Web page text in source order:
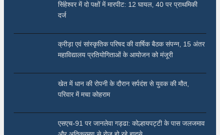
सिंहेश्वर में दो पक्षों में मारपीट: 12 घायल, 40 पर प्राथमिकी
दर्ज
क्रीड़ा एवं सांस्कृतिक परिषद की वार्षिक बैठक संपन्न, 15 अंतर
महाविद्यालय प्रतियोगिताओं के आयोजन को मंजूरी
खेत में धान की रोपनी के दौरान सर्पदंश से युवक की मौत,
परिवार में मचा कोहराम
एसएच-91 पर जानलेवा गड्ढा: कोल्हायपट्टी के पास जलजमाव